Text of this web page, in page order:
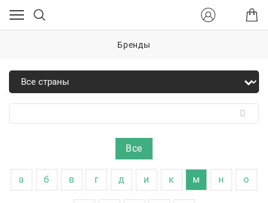
Бренды
Все
а б в г д и к м н о